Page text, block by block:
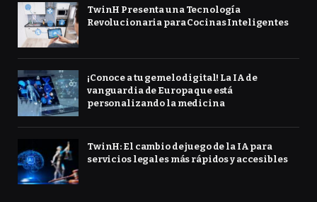
TwinH Presenta una Tecnología
Revolucionaria para Cocinas Inteligentes
¡Conoce a tu gemelo digital! La IA de
vanguardia de Europa que está
personalizando la medicina
TwinH: El cambio de juego de la IA para
servicios legales más rápidos y accesibles